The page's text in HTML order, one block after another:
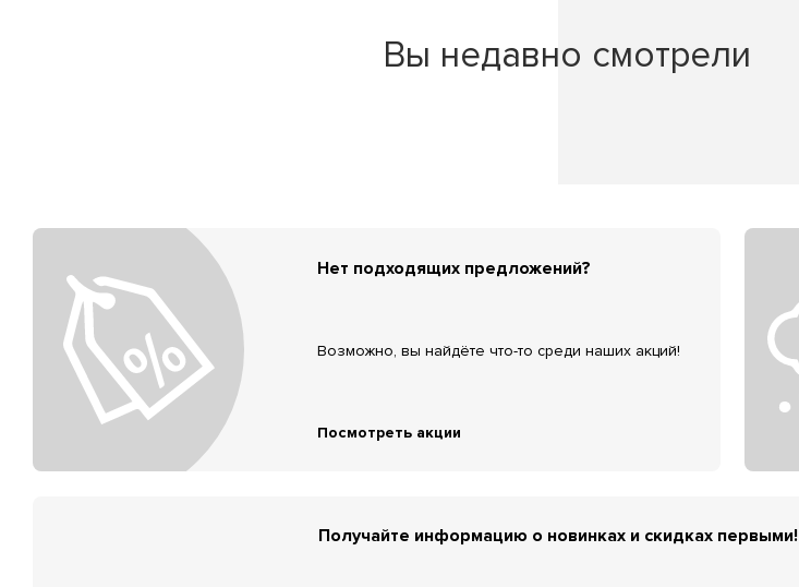
Вы недавно смотрели
Нет подходящих предложений?
Возможно, вы найдёте что-то среди наших акций!
Посмотреть акции
Получайте информацию о новинках и скидках первыми!